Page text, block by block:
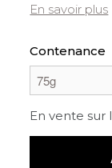
En savoir plus
Contenance
En vente sur